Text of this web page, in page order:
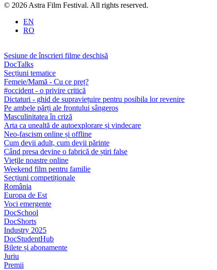
© 2026 Astra Film Festival. All rights reserved.
EN
RO
Sesiune de înscrieri filme deschisă
DocTalks
Secțiuni tematice
Femeie/Mamă - Cu ce preț?
#occident - o privire critică
Dictaturi - ghid de supraviețuire pentru posibila lor revenire
Pe ambele părți ale frontului sângeros
Masculinitatea în criză
Arta ca unealtă de autoexplorare și vindecare
Neo-fascism online și offline
Cum devii adult, cum devii părinte
Când presa devine o fabrică de știri false
Viețile noastre online
Weekend film pentru familie
Secțiuni competiționale
România
Europa de Est
Voci emergente
DocSchool
DocShorts
Industry 2025
DocStudentHub
Bilete și abonamente
Juriu
Premii